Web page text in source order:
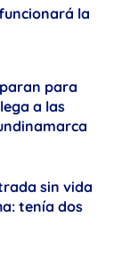
la
para
a las
sin vida
tenía dos